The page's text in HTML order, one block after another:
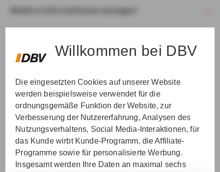
Willkommen bei DBV
Die eingesetzten Cookies auf unserer Website
werden beispielsweise verwendet für die
ordnungsgemäße Funktion der Website, zur
Verbesserung der Nutzererfahrung, Analysen des
Nutzungsverhaltens, Social Media-Interaktionen, für
das Kunde wirbt Kunde-Programm, die Affiliate-
Programme sowie für personalisierte Werbung.
Insgesamt werden Ihre Daten an maximal sechs
Weitere Informationen anzeigen
VER­STAN­DEN & WEI­TER